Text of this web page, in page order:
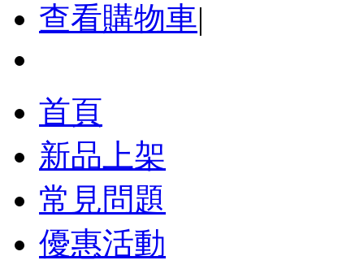
查看購物車|
首頁
新品上架
常見問題
優惠活動